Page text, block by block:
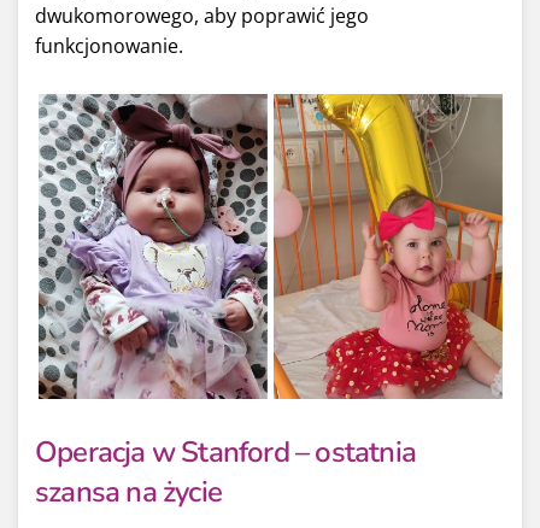
dwukomorowego, aby poprawić jego
funkcjonowanie.
Operacja w Stanford – ostatnia
szansa na życie